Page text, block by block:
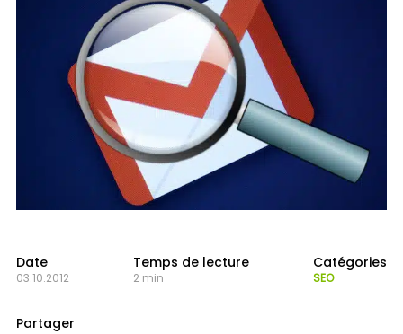
Date
03.10.2012
Temps de lecture
2 min
Catégories
SEO
Partager